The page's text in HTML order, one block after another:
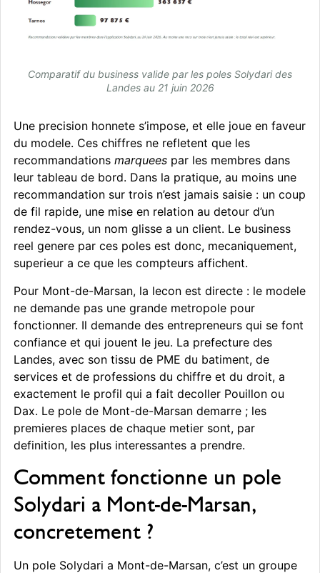
Comparatif du business valide par les poles Solydari des
Landes au 21 juin 2026
Une precision honnete s’impose, et elle joue en faveur
du modele. Ces chiffres ne refletent que les
recommandations marqueespar les membres dans
leur tableau de bord. Dans la pratique, au moins une
recommandation sur trois n’est jamais saisie : un coup
de fil rapide, une mise en relation au detour d’un
rendez-vous, un nom glisse a un client. Le business
reel genere par ces poles est donc, mecaniquement,
superieur a ce que les compteurs affichent.
Pour Mont-de-Marsan, la lecon est directe : le modele
ne demande pas une grande metropole pour
fonctionner. Il demande des entrepreneurs qui se font
confiance et qui jouent le jeu. La prefecture des
Landes, avec son tissu de PME du batiment, de
services et de professions du chiffre et du droit, a
exactement le profil qui a fait decoller Pouillon ou
Dax. Le pole de Mont-de-Marsan demarre ; les
premieres places de chaque metier sont, par
definition, les plus interessantes a prendre.
Comment fonctionne un pole
Solydari a Mont-de-Marsan,
concretement ?
Un pole Solydari a Mont-de-Marsan, c’est un groupe